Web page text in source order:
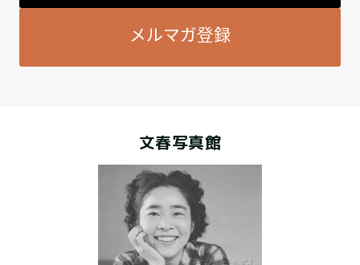
メルマガ登録
文春写真館